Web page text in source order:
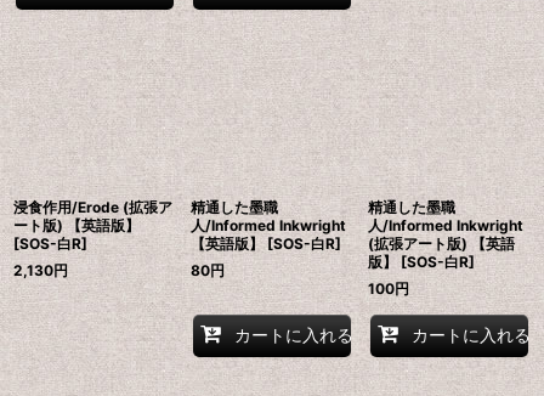
浸食作用/Erode (拡張ア
ート版) 【英語版】
[SOS-白R]
2,130円
精通した墨職
人/Informed Inkwright
【英語版】 [SOS-白R]
80円
カートに入れる
精通した墨職
人/Informed Inkwright
(拡張アート版) 【英語
版】 [SOS-白R]
100円
カートに入れる